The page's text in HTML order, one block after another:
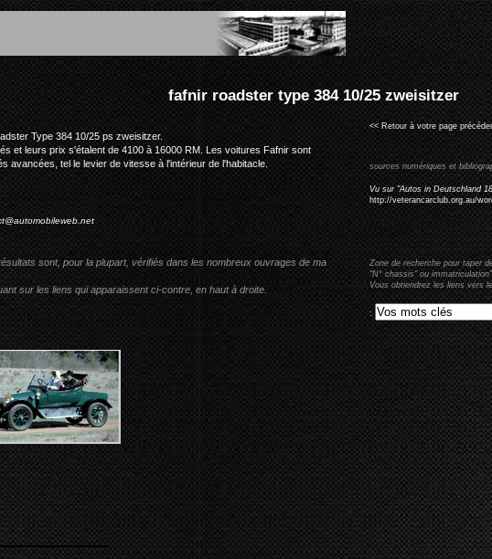
roadster type 384 10/25 zweisitzer
Type 384 10/25 ps zweisitzer.
et leurs prix s'étalent de 4100 à 16000 RM. Les voitures Fafnir sont
avancées, tel le levier de vitesse à l'intérieur de l'habitacle.
sont, pour la plupart, vérifiés dans les nombreux ouvrages de ma
sur les liens qui apparaissent ci-contre, en haut à droite.
<< Retour à votre page
sources numériques et
Vu sur "Autos in Deutschland
http://veterancarclub.org.au/
Zone de recherche pour taper
"N° chassis" ou
Vous obtiendrez les liens vers
: